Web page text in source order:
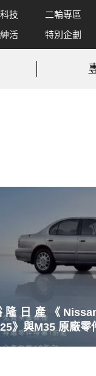
技
二輪專區
活 特別企劃
隆日產《